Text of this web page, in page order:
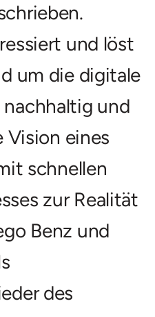
und löst
um die digitale
und
Vision eines
schnellen
zur Realität
Benz und
des